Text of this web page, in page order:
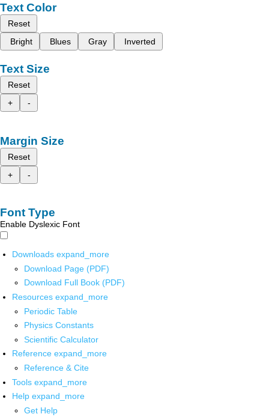
Text Color
Reset
Bright
Blues Gray Inverted
Text Size
Reset
+
-
Margin Size
Reset
+
-
Font Type
Enable Dyslexic Font
Downloads expand_more
Download Page (PDF)
Download Full Book (PDF)
Resources expand_more
Periodic Table
Physics Constants
Scientific Calculator
Reference expand_more
Reference & Cite
Tools expand_more
Help expand_more
Get Help